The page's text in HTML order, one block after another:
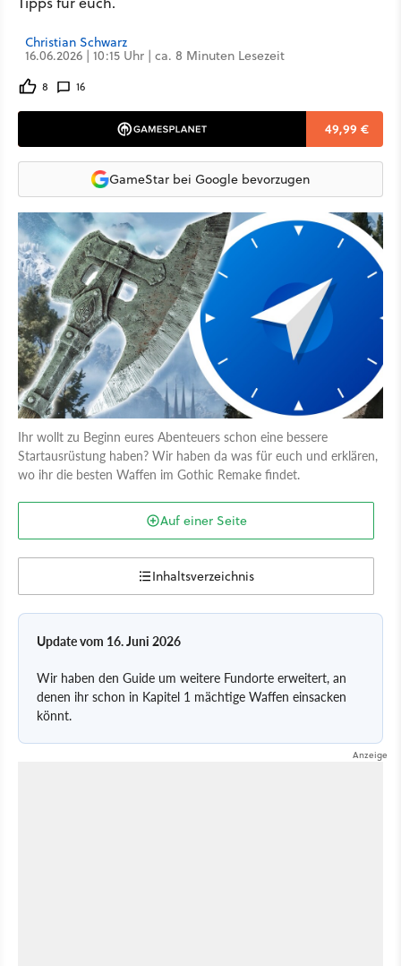
Christian Schwarz
16.06.2026 | 10:15 Uhr | ca. 8 Minuten Lesezeit
8 16
49,99 €
GameStar bei Google bevorzugen
Ihr wollt zu Beginn eures Abenteuers schon eine bessere
Startausrüstung haben? Wir haben da was für euch und erklären,
wo ihr die besten Waffen im Gothic Remake findet.
Auf einer Seite
Inhaltsverzeichnis
Update vom 16. Juni 2026
Wir haben den Guide um weitere Fundorte erweitert, an
denen ihr schon in Kapitel 1 mächtige Waffen einsacken
könnt.